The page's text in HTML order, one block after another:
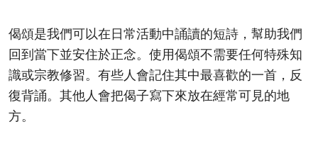
偈頌是我們可以在日常活動中誦讀的短詩，幫助我們
回到當下並安住於正念。使用偈頌不需要任何特殊知
識或宗教修習。有些人會記住其中最喜歡的一首，反
復背誦。其他人會把偈子寫下來放在經常可見的地
方。